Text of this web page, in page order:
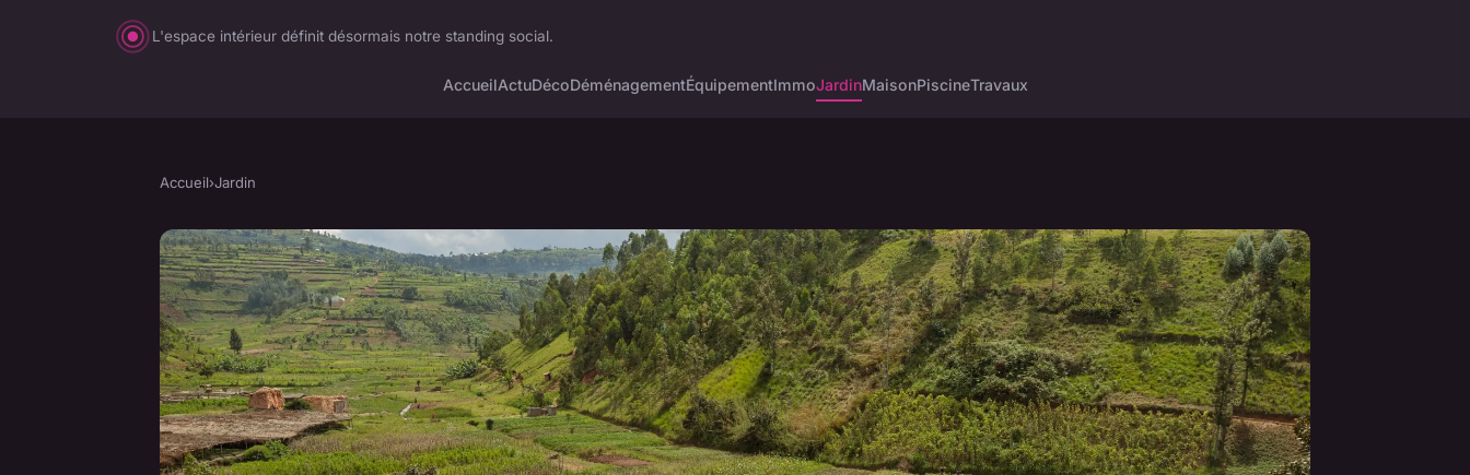
L'espace intérieur définit désormais notre standing social.
AccueilActuDécoDéménagementÉquipementImmoJardinMaisonPiscineTravaux
Accueil›Jardin